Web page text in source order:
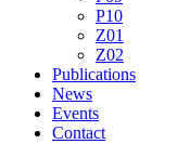
P10
Z01
Z02
Publications
News
Events
Contact